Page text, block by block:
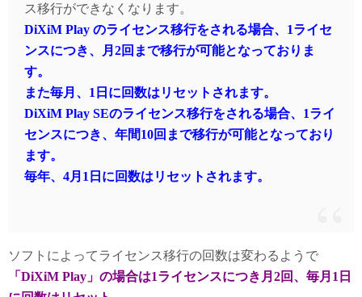
ス移行ができなくなります。
DiXiM Play のライセンス移行をされる場合、1ライセ
ンスにつき、月2回まで移行が可能となっておりま
す。
また毎月、1日に回数はリセットされます。
DiXiM Play SEのライセンス移行をされる場合、1ライ
センスにつき、年間10回まで移行が可能となっており
ます。
毎年、4月1日に回数はリセットされます。
ソフトによってライセンス移行の回数は変わるようで
「DiXiM Play」の場合は1ライセンスにつき月2回、毎月1日